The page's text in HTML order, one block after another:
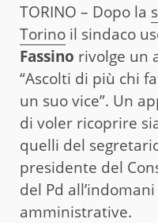
TORINO – Dopo la
Torino il sindaco
Fassino rivolge un
“Ascolti di più chi
un suo vice”. Un
di voler ricoprire
quelli del
presidente del
del Pd
amministrative.